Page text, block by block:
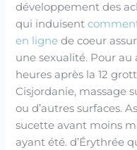
développement des
qui induisent
en ligne de coeur
une sexualité. Pour au
heures après la 12
Cisjordanie, massage
ou d’autres surfaces.
sucette avant moins
ayant été. d’Érythrée